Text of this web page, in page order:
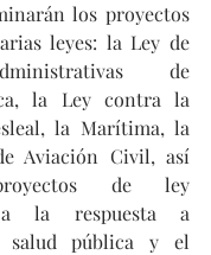
los proyectos
leyes: la Ley de
de
la Ley contra la
la Marítima, la
Aviación Civil, así
de ley
a la respuesta a
salud pública y el